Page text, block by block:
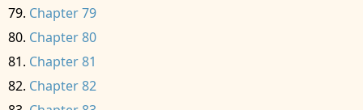
Chapter 79
Chapter 80
Chapter 81
Chapter 82